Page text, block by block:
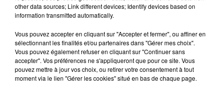
sanitaires annoncées par le
Pendant les 4 prochaines semaines,
la Fédération relaie les initiatives
de l’ensemble des commerçants et
propose un service de livraison
other data sources; Link different devices; Identify devices based on
information transmitted automatically.
Vous pouvez accepter en cliquant sur "Accepter et fermer", ou affiner en
sélectionnant les finalités et/ou partenaires dans "Gérer mes choix".
Vous pouvez également refuser en cliquant sur "Continuer sans
accepter". Vos préférences ne s'appliqueront que pour ce site. Vous
pouvez mettre à jour vos choix, ou retirer votre consentement à tout
moment via le lien "Gérer les cookies" situé en bas de chaque page.